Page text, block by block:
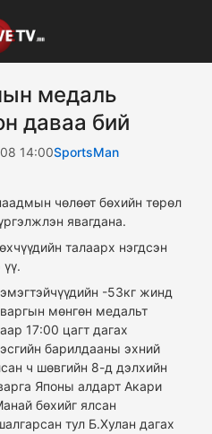
медаль
даваа бий
14:00SportsMan
чөлөөт бөхийн төрөл
явагдана.
талаарх нэгдсэн
-53кг жинд
мөнгөн медальт
17:00 цагт дагах
барилдааны эхний
ч шөвгийн 8-д дэлхийн
Японы алдарт Акари
бөхийг ялсан
тул Б.Хулан дагах